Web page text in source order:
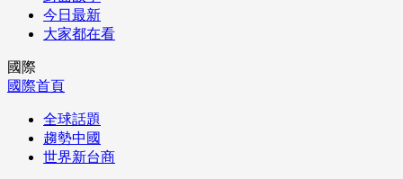
今日最新
大家都在看
國際
國際首頁
全球話題
趨勢中國
世界新台商